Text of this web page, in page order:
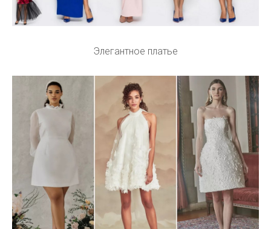
Элегантное платье